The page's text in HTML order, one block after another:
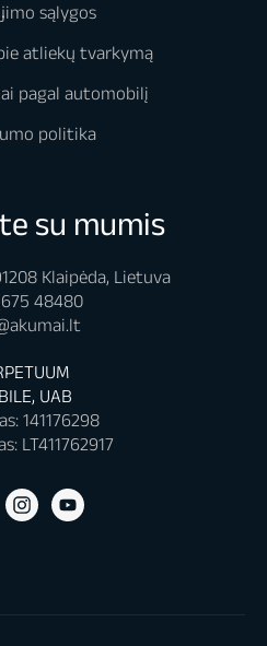
sąlygos
atliekų tvarkymą
pagal automobilį
politika
su mumis
Klaipėda, Lietuva
675 48480
UAB
141176298
LT411762917